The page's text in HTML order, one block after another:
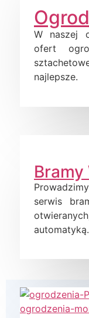
W naszej
ofert
najlepsze.
serwis
automatyką.